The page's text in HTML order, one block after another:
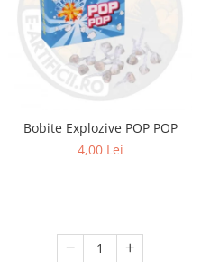
Bobite Explozive POP POP
4,00 Lei